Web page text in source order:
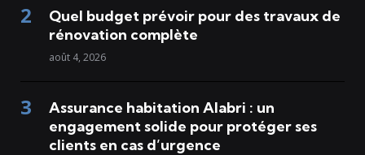
Quel budget prévoir pour des travaux de
rénovation complète
août 4, 2026
Assurance habitation Alabri : un
engagement solide pour protéger ses
clients en cas d’urgence